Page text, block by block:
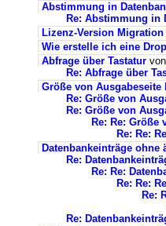
Abstimmung in
Re: Abstimmung in
Lizenz-Version
Wie erstelle ich eine
Abfrage über Tastatur von
Re: Abfrage über
Größe von Ausgabeseite
Re: Größe von
Re: Größe von
Re: Re: Größe
Re: Re:
Datenbankeinträge ohne
Re:
Re: Re:
Re: Re:
Re:
Re: